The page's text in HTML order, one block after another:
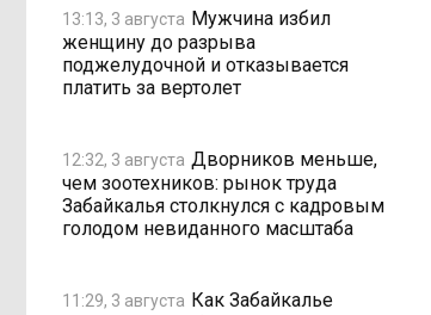
13:13, 3 августа Мужчина избил
женщину до разрыва
поджелудочной и отказывается
платить за вертолет
12:32, 3 августа Дворников меньше,
чем зоотехников: рынок труда
Забайкалья столкнулся с кадровым
голодом невиданного масштаба
11:29, 3 августа Как Забайкалье